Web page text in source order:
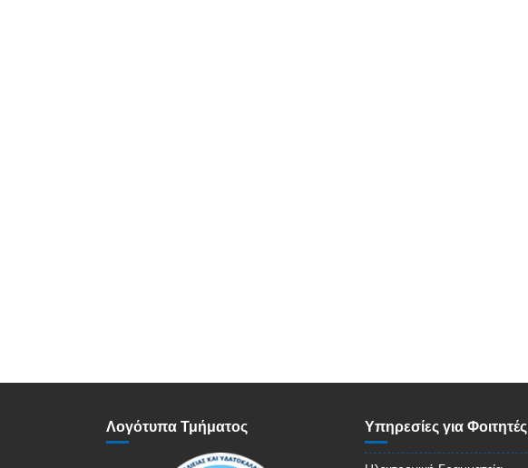
Λογότυπα Τμήματος Υπηρεσίες για Φοιτητές